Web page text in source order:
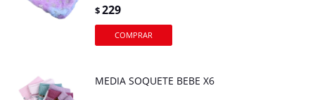
$229
MEDIA SOQUETE BEBE X6